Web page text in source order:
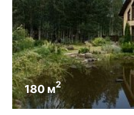
180 м2